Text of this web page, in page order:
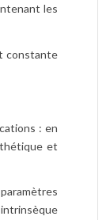
les
constante
: en
et